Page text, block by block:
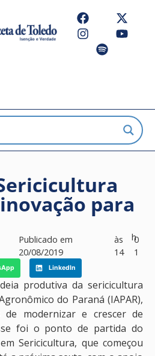
para
Publicado em
20/08/2019
às
14
h0
1
LinkedIn
produtiva da sericicultura
do Paraná (IAPAR),
de modernizar e crescer de
foi o ponto de partida do
Sericicultura, que começou